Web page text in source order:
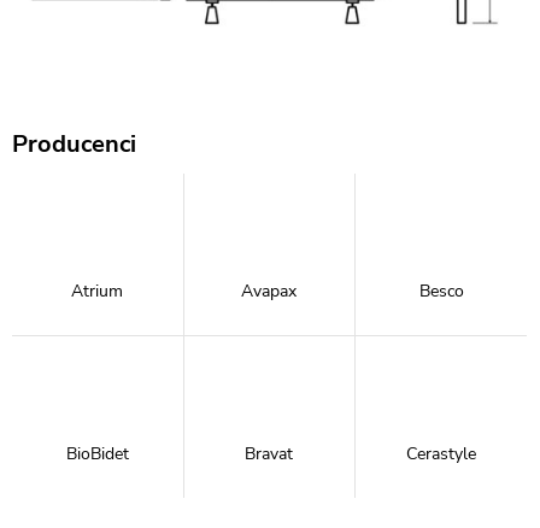
Producenci
Atrium Avapax Besco
BioBidet Bravat Cerastyle